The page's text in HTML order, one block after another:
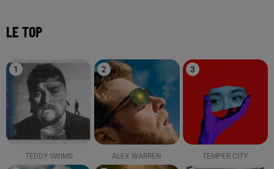
LE TOP
1
TEDDY SWIMS
2
ALEX WARREN
3
TEMPER CITY